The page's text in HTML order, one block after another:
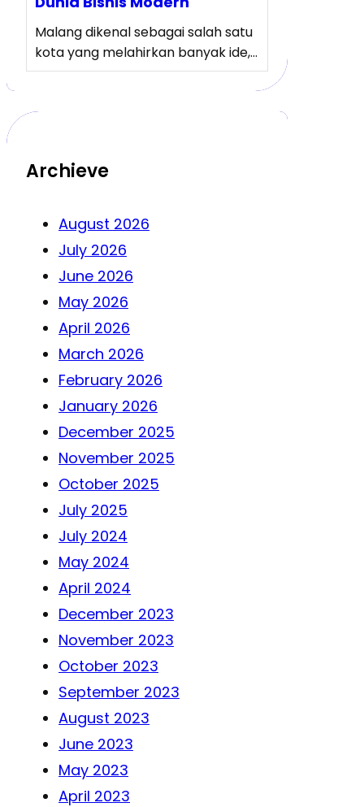
Malang dikenal sebagai salah satu
kota yang melahirkan banyak ide,…
Archieve
August 2026
July 2026
June 2026
May 2026
April 2026
March 2026
February 2026
January 2026
December 2025
November 2025
October 2025
July 2025
July 2024
May 2024
April 2024
December 2023
November 2023
October 2023
September 2023
August 2023
June 2023
May 2023
April 2023